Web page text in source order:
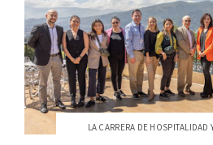
LA CARRERA DE HOSPITALIDAD